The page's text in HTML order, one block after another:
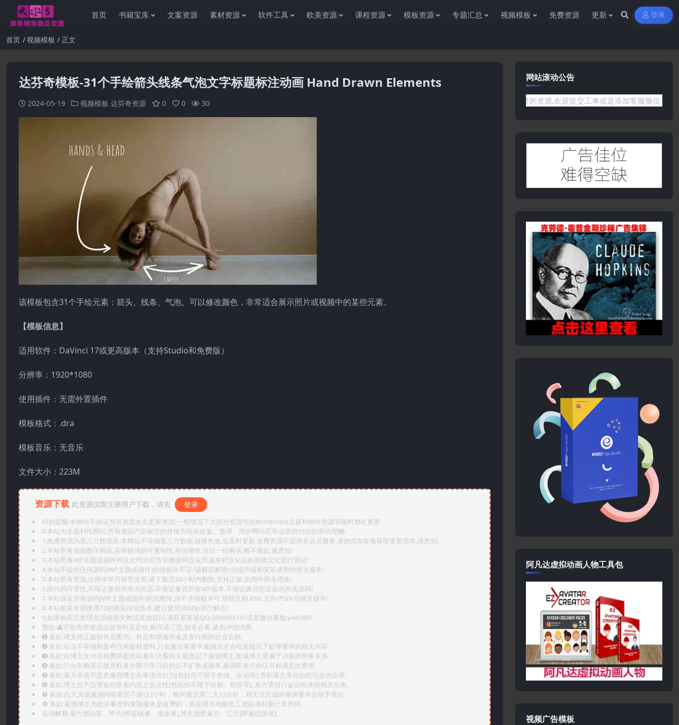
首页 书籍宝库 文案资源 素材资源 软件工具 欧美资源 课程资源 模板资源 专题汇总 视频模板 免费资源 更新 登录
首页 视频模板 正文
达芬奇模板-31个手绘箭头线条气泡文字标题标注动画 Hand Drawn Elements
2024-05-19 视频模板 达芬奇资源 0 0 30
该模板包含31个手绘元素：箭头、线条、气泡。可以修改颜色，非常适合展示照片或视频中的某些元素。
【模板信息】
适用软件：DaVinci 17或更高版本（支持Studio和免费版）
分辨率：1920*1080
使用插件：无需外置插件
模板格式：.dra
模板音乐：无音乐
文件大小：223M
资源下载 此资源仅限注册用户下载，请先 登录
特别提醒:本网站不保证所有资源永久更新资源!一般情况下大部分资源包括WordPress主题和插件资源等随时都在更新
0.本站为非盈利性网站,所有虚拟产品标注的价格为站长收集、整理、维护网站正常运营所付出的劳动报酬!
1.免费资源为第三方数据库,本网站不存储第三方数据,链接失效,会及时更新,免费资源不提供非会员服务,请勿添加客服获取更新需求,请悉知!
2.本站所有虚拟数字商品,具有较强的可复制性,可传播性,所以一经购买,概不退款,请悉知!
3.本站所有WP主题或插件的汉化均为官方完整源码汉化而成并对汉化后的简体汉化进行测试!
4.本站不提供任何源码(WP主题或插件)的授权许可证/破解或解密/后续升级和安装使用的相关服务!
5.本站所有资源,仅用作学习研究使用,请下载后24小时内删除,支持正版,勿用作商业用途!
6.因代码可变性,不保证兼容所有浏览器.不保证兼容所有WP版本.不保证兼容您安装的其他源码!
7.本站保证所有源码(WP主题或插件)的完整性,但不含授权许可.帮助文档.XML文件/PSD/后续升级等!
8.本站相关资源使用7Z的固实压缩技术,建议使用360Zip进行解压!
9.如果购买后发现资源链接失效或其他疑问,请联系客服QQ:2690565141或是微信客服:ywb386!
警告:⚠️可能有些资源远超资料原定价,购买请三思,如非必要,请勿冲动消费.
➊️ 条款:请支持正版软件及图书。肯定和感激作者及发行商的社会贡献.
➋️ 条款:站点不存储和发布任何版权资料,只在被访客要求雇佣后才会在其指示下处理要求的相关内容.
➌️ 条款:向博主支付任何费用都意味着在访客的主观意识下雇佣博主,形成博主受雇于访客的劳务关系.
➍️ 条款:只向有购买正版资料者并限于学习目的且不扩散者服务,雇佣即表示你认可和满足此要求.
➎ 条款:雇方承诺不恶意雇佣博主从事违法行为[包括但不限于色情、反动等],否则雇方承担由此引发的后果.
➏️ 条款:博主也不负责鉴别受雇内容之合法性[包括但不限于分裂、犯罪等], 雇方需自行鉴别和承担相关后果.
❼ 条款:白天完成雇佣内容最迟不超过2小时，晚间最迟第二天12点前，对无法完成的雇佣要求会给予退款.
❽ 条款:雇佣博主为您从事资料查取服务是收费的，其按照当地最低工资标准时薪计算所得.
名词解释:雇方指访客、甲方[即花钱者、指使者],博主指受雇方、乙方[即被指使者].
网站滚动公告
感谢您访问资源杂货铺获取各种信息资源!如果遇到任何问题或是网站没有你需要的资源,欢迎提交工单或是添加客服微信:ywb386获
阿凡达虚拟动画人物工具包
视频广告模板